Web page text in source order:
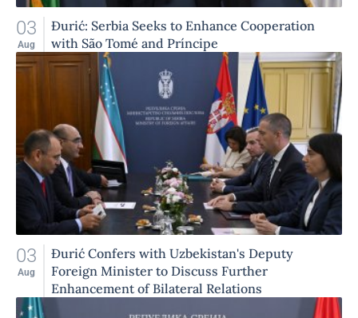
03
Aug
Đurić: Serbia Seeks to Enhance Cooperation
with São Tomé and Príncipe
03
Aug
Đurić Confers with Uzbekistan's Deputy
Foreign Minister to Discuss Further
Enhancement of Bilateral Relations